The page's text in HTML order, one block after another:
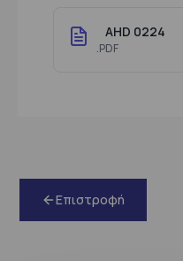
AHD 0224
.PDF
Επιστροφή